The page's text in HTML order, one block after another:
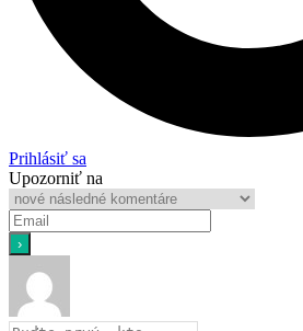
Prihlásiť sa
Upozorniť na